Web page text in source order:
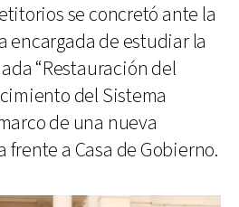
se concretó ante la
encargada de estudiar la
“Restauración del
del Sistema
de una nueva
a Casa de Gobierno.